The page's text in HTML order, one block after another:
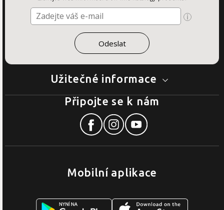
Užitečné informace
Mobilní aplikace
Připojte se k nám